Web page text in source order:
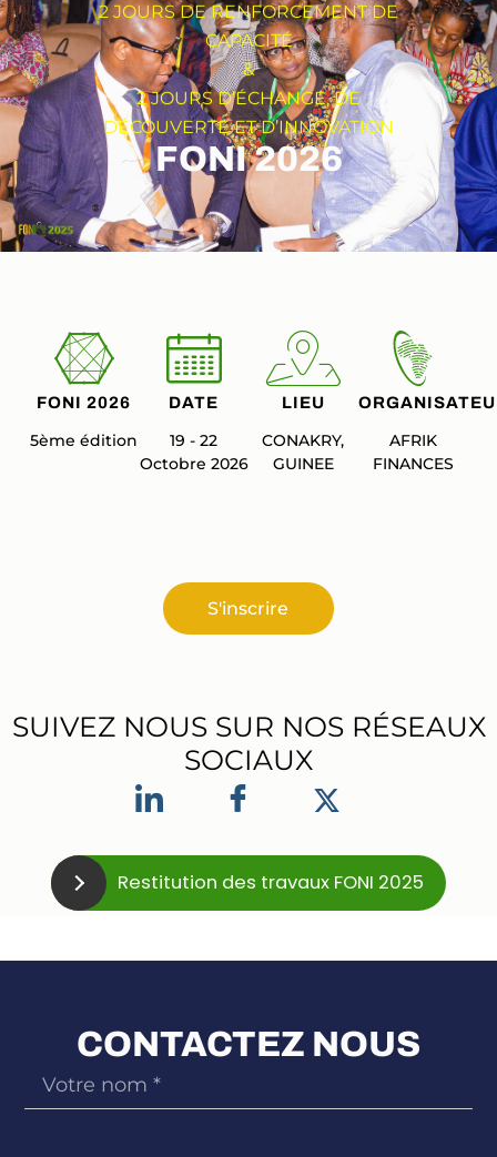
2 JOURS DE RENFORCEMENT DE
CAPACITÉ
&
2 JOURS D’ÉCHANGE, DE
DÉCOUVERTE ET D’INNOVATION
FONI 2026
FONI 2026
5ème édition
DATE
19 - 22
Octobre 2026
LIEU
CONAKRY,
GUINEE
AFRIK
FINANCES
S'inscrire
SUIVEZ NOUS SUR NOS RÉSEAUX
SOCIAUX
Restitution des travaux FONI 2025
CONTACTEZ NOUS